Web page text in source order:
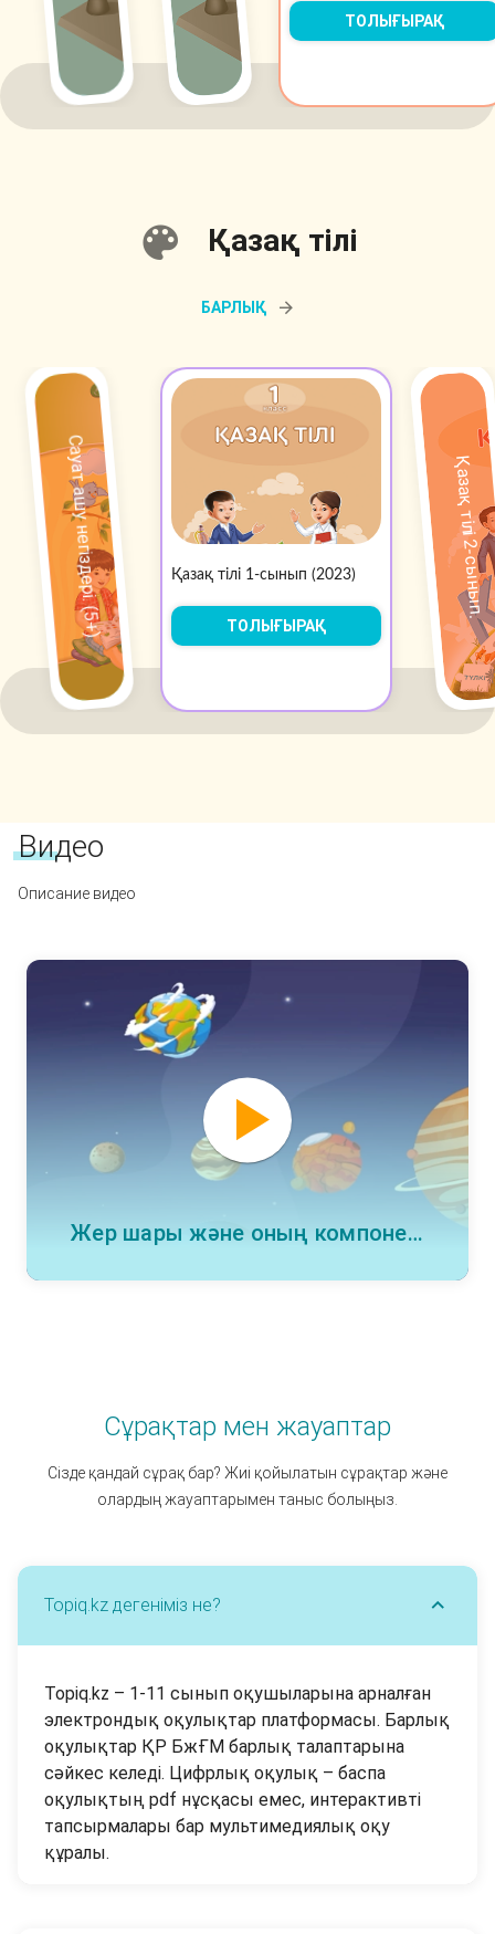
ТОЛЫҒЫРАҚ
Қазақ тілі
БАРЛЫҚ
Сауат ашу негіздері. (5+) Қазақ тілі 1-сынып (2023)
ТОЛЫҒЫРАҚ
Қазақ тілі 2-сынып.
Видео
Описание видео
Жер шары және оның компоненттері
Сұрақтар мен жауаптар
Сізде қандай сұрақ бар? Жиі қойылатын сұрақтар және
олардың жауаптарымен таныс болыңыз.
Тоpiq.kz дегеніміз не?
Тоpiq.kz – 1-11 сынып оқушыларына арналған
электрондық оқулықтар платформасы. Барлық
оқулықтар ҚР БжҒМ барлық талаптарына
сәйкес келеді. Цифрлық оқулық – баспа
оқулықтың pdf нұсқасы емес, интерактивті
тапсырмалары бар мультимедиялық оқу
құралы.